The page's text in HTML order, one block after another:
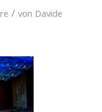
/ von Davide